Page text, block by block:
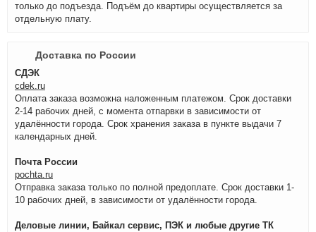
только до подъезда. Подъём до квартиры осуществляется за
отдельную плату.
Доставка по России
СДЭК
cdek.ru
Оплата заказа возможна наложенным платежом. Срок доставки
2-14 рабочих дней, с момента отпарвки в зависимости от
удалённости города. Срок хранения заказа в пункте выдачи 7
календарных дней.
Почта России
pochta.ru
Отправка заказа только по полной предоплате. Срок доставки 1-
10 рабочих дней, в зависимости от удалённости города.
Деловые линии, Байкал сервис, ПЭК и любые другие ТК